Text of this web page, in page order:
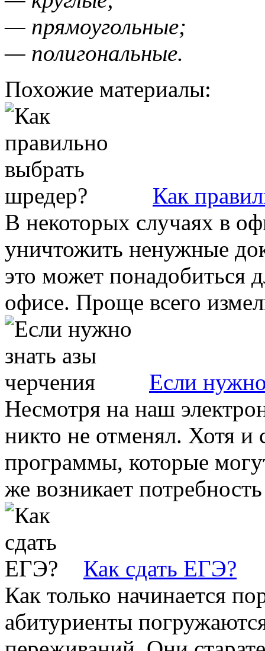
— прямоугольные;
— полигональные.
Похожие материалы:
Как
В некоторых случаях в
уничтожить ненужные
это может понадобиться
офисе. Проще всего
Если
Несмотря на наш
никто не отменял. Хотя
программы, которые
же возникает
Как сдать ЕГЭ?
Как только начинается
абитуриенты